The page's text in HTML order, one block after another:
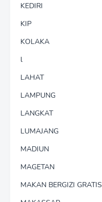
KEDIRI
KIP
KOLAKA
l
LAHAT
LAMPUNG
LANGKAT
LUMAJANG
MADIUN
MAGETAN
MAKAN BERGIZI GRATIS